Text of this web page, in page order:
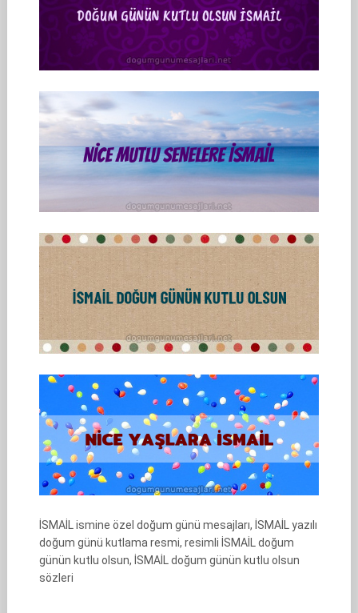
İSMAİL ismine özel doğum günü mesajları, İSMAİL yazılı
doğum günü kutlama resmi, resimli İSMAİL doğum
günün kutlu olsun, İSMAİL doğum günün kutlu olsun
sözleri